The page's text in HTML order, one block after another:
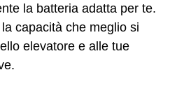
la batteria adatta per te.
capacità che meglio si
elevatore e alle tue